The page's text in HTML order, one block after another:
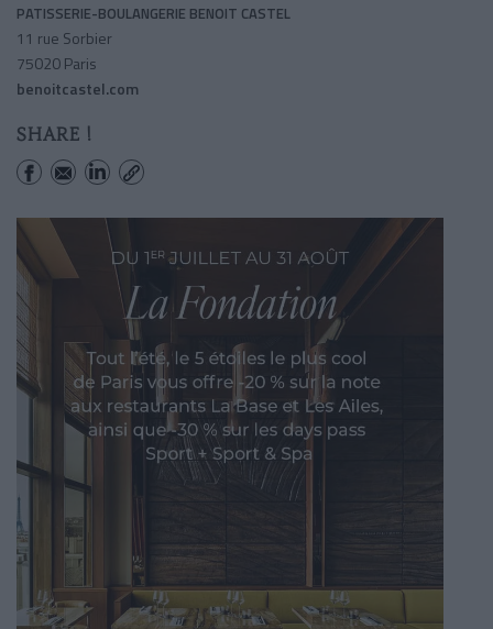
PATISSERIE-BOULANGERIE BENOIT CASTEL
11 rue Sorbier
75020 Paris
benoitcastel.com
SHARE !